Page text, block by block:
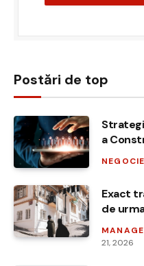
Postări de top
a
Exact
de
21, 2026